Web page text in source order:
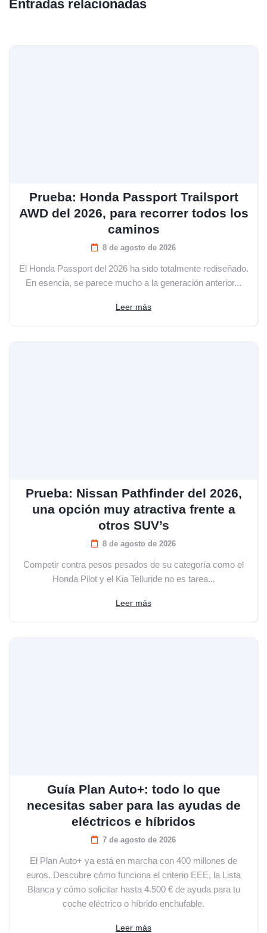
Entradas relacionadas
Prueba: Honda Passport Trailsport
AWD del 2026, para recorrer todos los
caminos
8 de agosto de 2026
El Honda Passport del 2026 ha sido totalmente rediseñado.
En esencia, se parece mucho a la generación anterior...
Leer más
Prueba: Nissan Pathfinder del 2026,
una opción muy atractiva frente a
otros SUV’s
8 de agosto de 2026
Competir contra pesos pesados de su categoría como el
Honda Pilot y el Kia Telluride no es tarea...
Leer más
Guía Plan Auto+: todo lo que
necesitas saber para las ayudas de
eléctricos e híbridos
7 de agosto de 2026
El Plan Auto+ ya está en marcha con 400 millones de
euros. Descubre cómo funciona el criterio EEE, la Lista
Blanca y cómo solicitar hasta 4.500 € de ayuda para tu
coche eléctrico o híbrido enchufable.
Leer más